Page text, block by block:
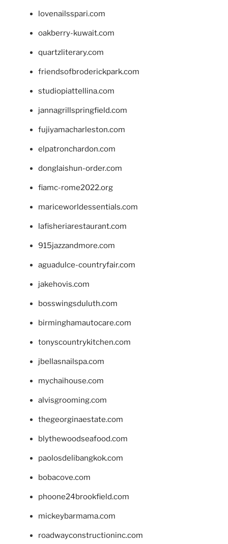
lovenailsspari.com
oakberry-kuwait.com
quartzliterary.com
friendsofbroderickpark.com
studiopiattellina.com
jannagrillspringfield.com
fujiyamacharleston.com
elpatronchardon.com
donglaishun-order.com
fiamc-rome2022.org
mariceworldessentials.com
lafisheriarestaurant.com
915jazzandmore.com
aguadulce-countryfair.com
jakehovis.com
bosswingsduluth.com
birminghamautocare.com
tonyscountrykitchen.com
jbellasnailspa.com
mychaihouse.com
alvisgrooming.com
thegeorginaestate.com
blythewoodseafood.com
paolosdelibangkok.com
bobacove.com
phoone24brookfield.com
mickeybarmama.com
roadwayconstructioninc.com